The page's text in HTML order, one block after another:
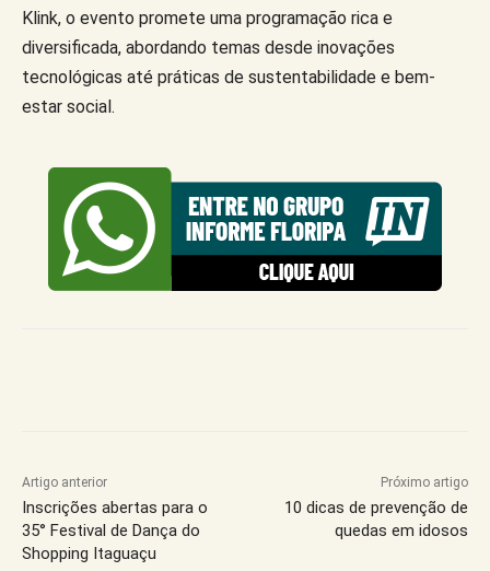
Klink, o evento promete uma programação rica e
diversificada, abordando temas desde inovações
tecnológicas até práticas de sustentabilidade e bem-
estar social.
Artigo anterior
Inscrições abertas para o
35° Festival de Dança do
Shopping Itaguaçu
Próximo artigo
10 dicas de prevenção de
quedas em idosos